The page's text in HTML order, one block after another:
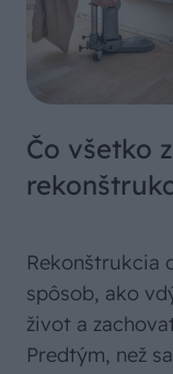
Čo všetko
Rekonštrukcia
spôsob, ako
život a
Predtým, než